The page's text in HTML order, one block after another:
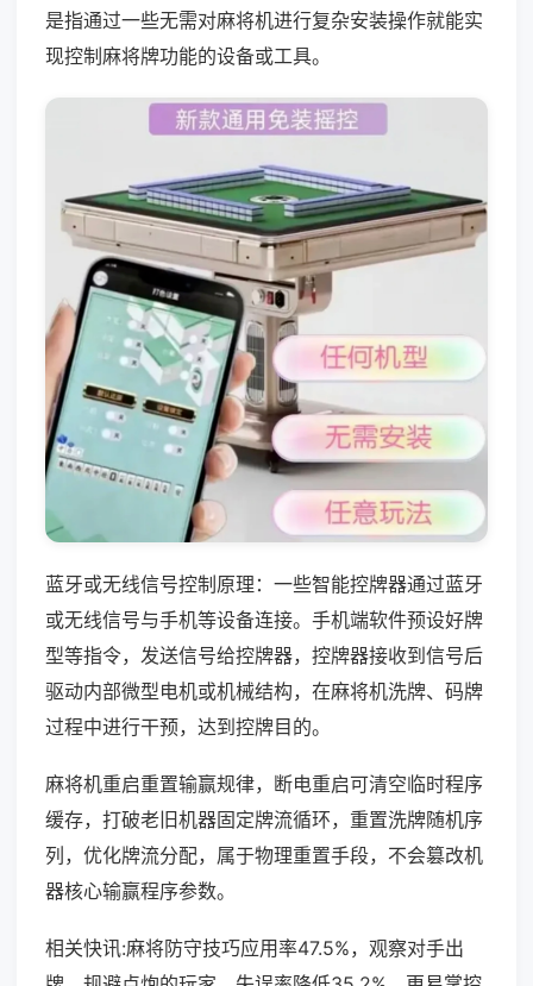
是指通过一些无需对麻将机进行复杂安装操作就能实
现控制麻将牌功能的设备或工具。
蓝牙或无线信号控制原理：一些智能控牌器通过蓝牙
或无线信号与手机等设备连接。手机端软件预设好牌
型等指令，发送信号给控牌器，控牌器接收到信号后
驱动内部微型电机或机械结构，在麻将机洗牌、码牌
过程中进行干预，达到控牌目的。
麻将机重启重置输赢规律，断电重启可清空临时程序
缓存，打破老旧机器固定牌流循环，重置洗牌随机序
列，优化牌流分配，属于物理重置手段，不会篡改机
器核心输赢程序参数。
相关快讯:麻将防守技巧应用率47.5%，观察对手出